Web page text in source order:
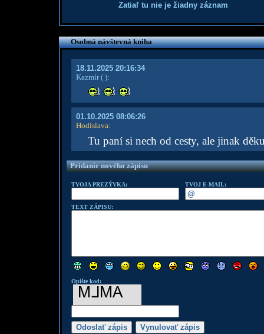
Zatiaľ tu nie je žiadny záznam
Osobná návštevná kniha
18.11.2025 20:16:34
Kazmír( ):
01.10.2025 08:06:26
Hodislava:
Tu paní si nech od cesty, ale jinak
Pridanie nového zápisu
TVOJA PREZÝVKA: TVOJ E-MAIL:
TEXT ZÁPISU:
Opište kod: